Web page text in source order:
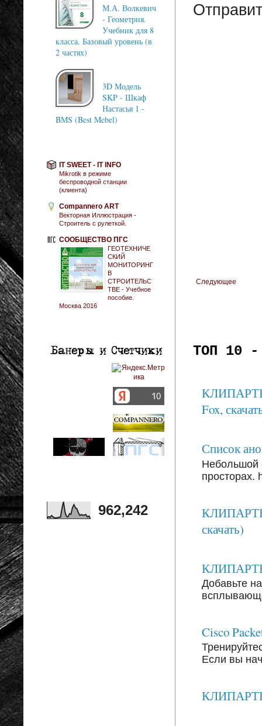
Следующее
ТОП 10 -
КЛИПАРТЫ:
Fox,
Список
Небольшой
просторах.
скачать)
КЛИПАРТЫ:
Добавьте
Cisco
Если вы
КЛИПАРТЫ:
М.А. Волкевич
- Геометрия.
Учебник для 8
класса. Базовый уровень (в
2 частях)
3D Модель
SKP - Шкаф
Настасья 1 -
BMS (Best Mebel)
IT SWEET - IT INFO
Mikrotik в режиме
беспроводной станции
(клиента)
Compannero ART
Векторная Иллюстрация -
Строитель с рулеткой.
СООБЩЕСТВО ПГС
ГЕОТЕХНИЧЕ
СКИЙ
МОНИТОРИНГ
В
СТРОИТЕЛЬС
ТВЕ - Учебное
пособие.
Москва 2016
962,242